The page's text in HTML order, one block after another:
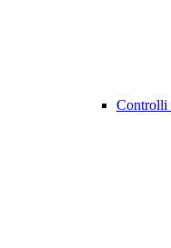
Controlli